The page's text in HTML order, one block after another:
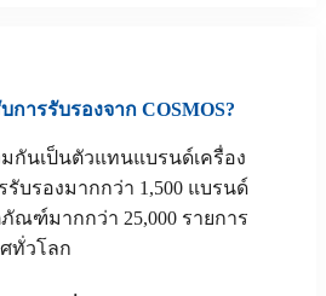
การรับรองจาก COSMOS?
กันเป็นตัวแทนแบรนด์เครื่อง
รับรองมากกว่า 1,500 แบรนด์
ณฑ์มากกว่า 25,000 รายการ
ทั่วโลก